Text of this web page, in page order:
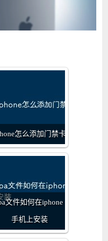
怎么添加门禁卡
文件如何在iphone
手机上安装